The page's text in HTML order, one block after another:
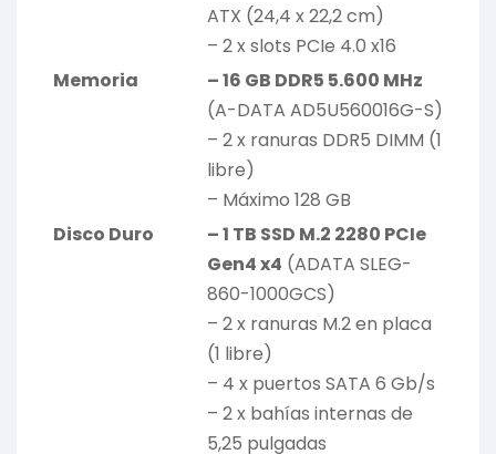
ATX (24,4 x 22,2 cm)
– 2 x slots PCIe 4.0 x16
Memoria
– 16 GB DDR5 5.600 MHz
(A-DATA AD5U560016G-S)
– 2 x ranuras DDR5 DIMM (1
libre)
– Máximo 128 GB
Disco Duro
– 1 TB SSD M.2 2280 PCIe
Gen4 x4 (ADATA SLEG-
860-1000GCS)
– 2 x ranuras M.2 en placa
(1 libre)
– 4 x puertos SATA 6 Gb/s
– 2 x bahías internas de
5,25 pulgadas